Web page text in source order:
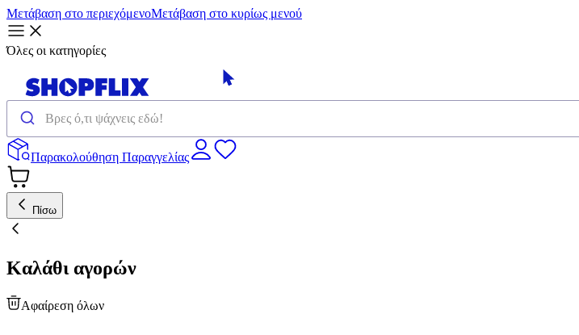
Μετάβαση στο περιεχόμενοΜετάβαση στο κυρίως μενού
Όλες οι κατηγορίες
Παρακολούθηση Παραγγελίας
Πίσω
Καλάθι αγορών
Αφαίρεση όλων